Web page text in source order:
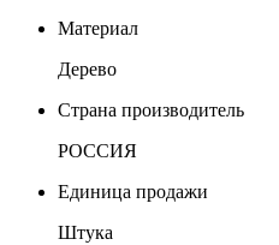
Материал
Дерево
Страна производитель
РОССИЯ
Единица продажи
Штука